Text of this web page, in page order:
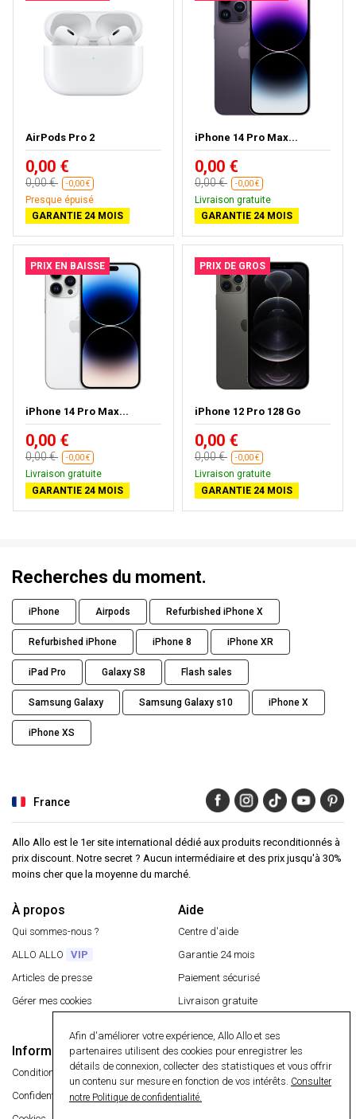
AirPods Pro 2
0,00 €
0,00 € -0,00 €
Presque épuisé
GARANTIE 24 MOIS
iPhone 14 Pro Max...
0,00 €
0,00 € -0,00 €
Livraison gratuite
GARANTIE 24 MOIS
PRIX EN BAISSE
iPhone 14 Pro Max...
0,00 €
0,00 € -0,00 €
Livraison gratuite
GARANTIE 24 MOIS
PRIX DE GROS
iPhone 12 Pro 128 Go
0,00 €
0,00 € -0,00 €
Livraison gratuite
GARANTIE 24 MOIS
Recherches du moment.
iPhone Airpods Refurbished iPhone X
Refurbished iPhone iPhone 8 iPhone XR
iPad Pro Galaxy S8 Flash sales
Samsung Galaxy Samsung Galaxy s10 iPhone X
iPhone XS
France
Allo Allo est le 1er site international dédié aux produits reconditionnés à
prix discount. Notre secret ? Aucun intermédiaire et des prix jusqu'à 30%
moins cher que la moyenne du marché.
À propos
Qui sommes-nous ?
ALLO ALLO
VIP
Articles de presse
Gérer mes cookies
Aide
Centre d'aide
Garantie 24 mois
Paiement sécurisé
Livraison gratuite
Informations
Conditions générales
Confidentialité
Paiement sécurisé
Afin d'améliorer votre expérience, Allo Allo et ses
partenaires utilisent des cookies pour enregistrer les
détails de connexion, collecter des statistiques et vous offrir
un contenu sur mesure en fonction de vos intérêts. Consulter
notre Politique de confidentialité.